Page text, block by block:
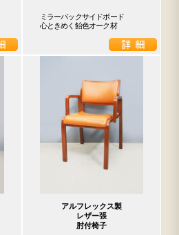
ミラーバックサイドボード
心ときめく飴色オーク材
アルフレックス製
レザー張
肘付椅子